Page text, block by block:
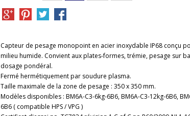
Capteur de pesage monopoint en acier inoxydable IP68 conçu
milieu humide. Convient aux plates-formes, trémie, pesage sur
dosage pondéral.
Fermé hermétiquement par soudure plasma.
Taille maximale de la zone de pesage : 350 x 350 mm.
Modèles disponibles : BM6A-C3-6kg-6B6, BM6A-C3-12kg-6B6,
6B6 ( compatible HPS / VPG )